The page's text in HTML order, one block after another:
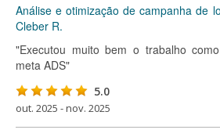
Análise e otimização de campanha de
Cleber R.
"Executou muito bem o trabalho
meta ADS"
5.0
out. 2025 - nov. 2025